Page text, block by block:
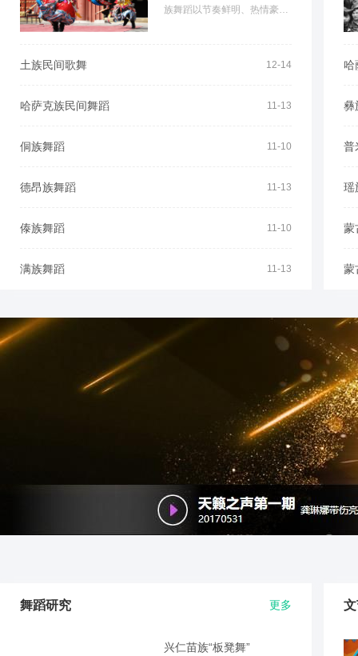
族舞蹈以节奏鲜明、热情豪爽
土族民间歌舞 12-14
哈萨克族民间舞蹈 11-13
侗族舞蹈 11-10
德昂族舞蹈 11-13
傣族舞蹈 11-10
满族舞蹈 11-13
哈
彝
普
瑶
蒙
蒙
舞蹈研究 更多
兴仁苗族“板凳舞”